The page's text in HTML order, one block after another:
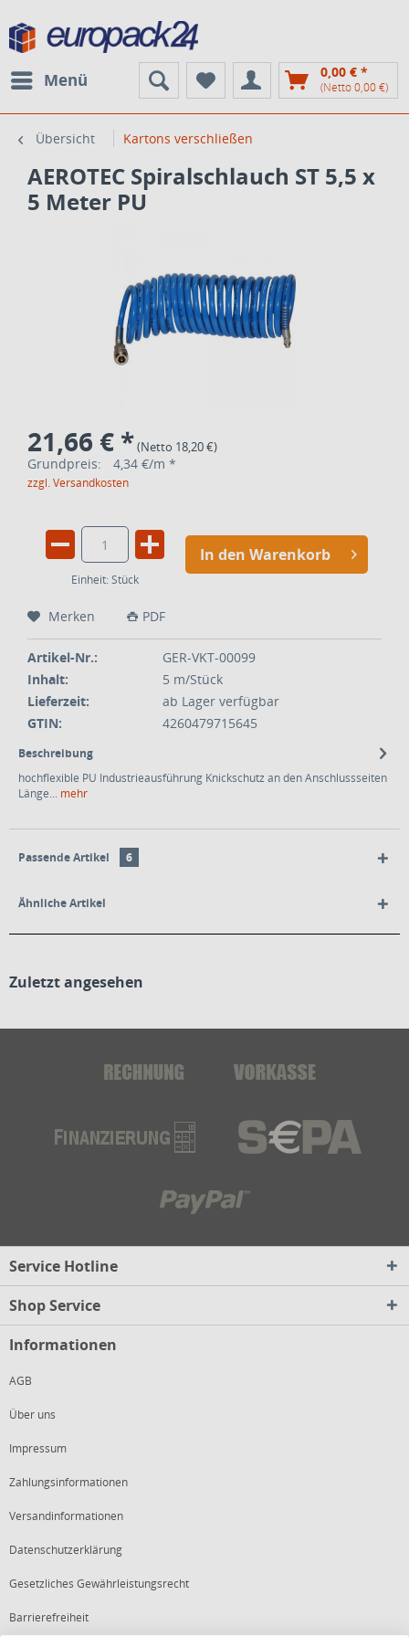
Menü 0,00 € *
(Netto 0,00 €)
Übersicht Kartons verschließen
AEROTEC Spiralschlauch ST 5,5 x
5 Meter PU
21,66 € *(Netto 18,20 €)
Grundpreis: 4,34 €/m *
zzgl. Versandkosten
Einheit: Stück
In den Warenkorb
Merken PDF
Artikel-Nr.:
GER-VKT-00099
Inhalt:
5 m/Stück
Lieferzeit:
ab Lager verfügbar
GTIN:
4260479715645
Beschreibung
hochflexible PU Industrieausführung Knickschutz an den Anschlussseiten
Länge... mehr
Passende Artikel 6
Ähnliche Artikel
Zuletzt angesehen
Service Hotline
Shop Service
Informationen
AGB
Über uns
Impressum
Zahlungsinformationen
Versandinformationen
Datenschutzerklärung
Gesetzliches Gewährleistungsrecht
Barrierefreiheit